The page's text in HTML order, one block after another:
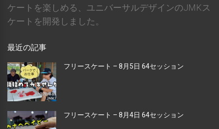
ケートを楽しめる、ユニバーサルデザインのJMKス
ケートを開発しました。
最近の記事
フリースケート – 8月5日 64セッション
フリースケート – 8月4日 64セッション